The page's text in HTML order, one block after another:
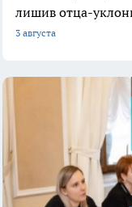
лишив отца-
3 августа